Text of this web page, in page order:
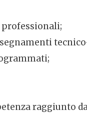
professionali;
raggiunto